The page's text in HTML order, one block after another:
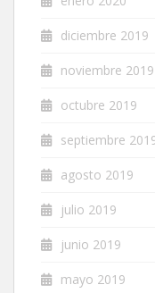
diciembre 2019
noviembre 2019
octubre 2019
septiembre
agosto 2019
julio 2019
junio 2019
mayo 2019